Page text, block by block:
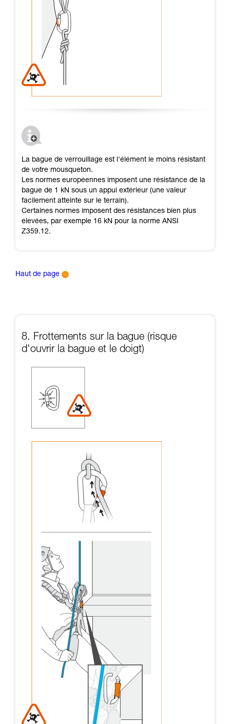
La bague de verrouillage est l'élément le moins résistant
de votre mousqueton.
Les normes européennes imposent une résistance de la
bague de 1 kN sous un appui extérieur (une valeur
facilement atteinte sur le terrain).
Certaines normes imposent des résistances bien plus
élevées, par exemple 16 kN pour la norme ANSI
Z359.12.
Haut de page
8. Frottements sur la bague (risque
d'ouvrir la bague et le doigt)